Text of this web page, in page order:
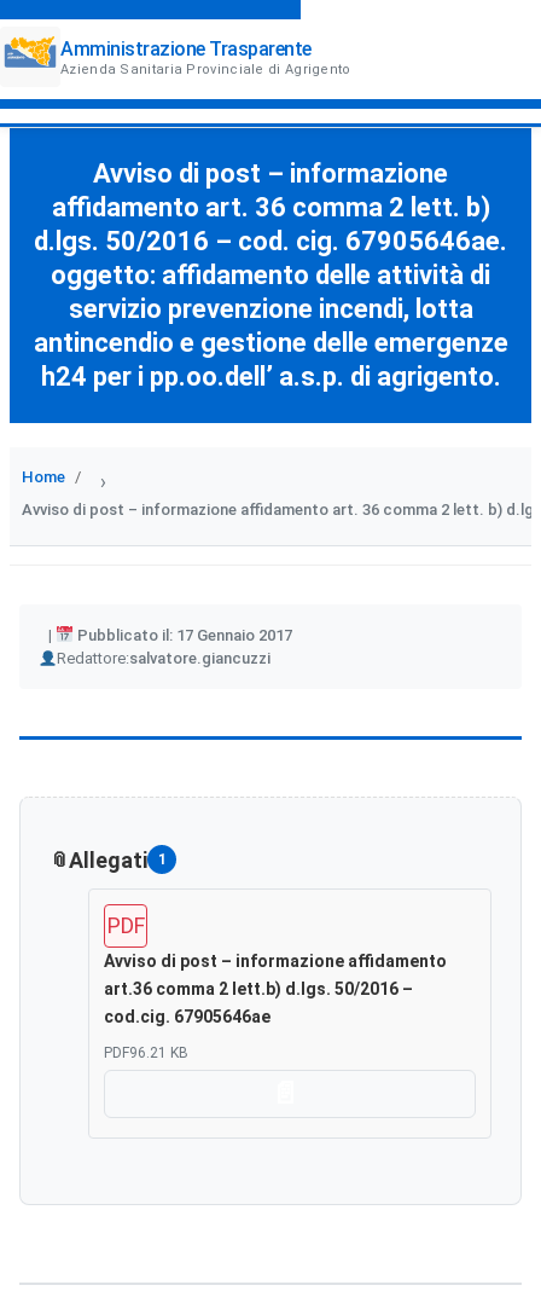
Amministrazione Trasparente
Azienda Sanitaria Provinciale di Agrigento
Avviso di post – informazione
affidamento art. 36 comma 2 lett. b)
d.lgs. 50/2016 – cod. cig. 67905646ae.
oggetto: affidamento delle attività di
servizio prevenzione incendi, lotta
antincendio e gestione delle emergenze
h24 per i pp.oo.dell’ a.s.p. di agrigento.
Home ›
Avviso di post – informazione affidamento art. 36 comma 2 lett. b)
Pubblicato il: 17 Gennaio 2017
Redattore:
Author salvatore.giancuzzi
Allegati 1
PDF
Avviso di post – informazione affidamento
art.36 comma 2 lett.b) d.lgs. 50/2016 –
cod.cig. 67905646ae
PDF96.21 KB